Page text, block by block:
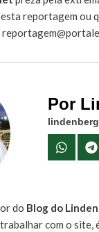
reportagem ou
Por
do Blog do
trabalhar com o